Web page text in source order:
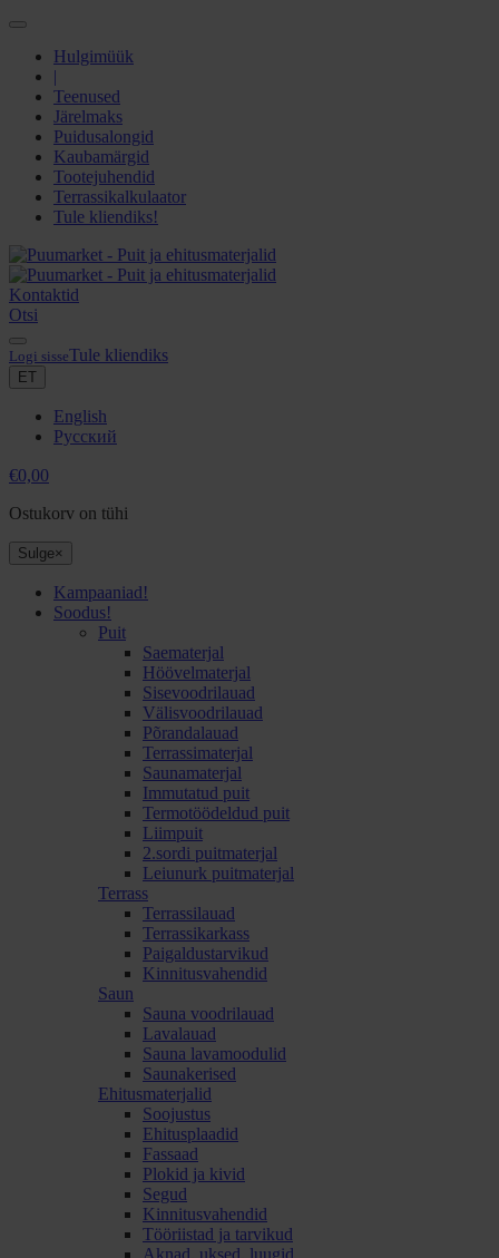
Hulgimüük
|
Teenused
Järelmaks
Puidusalongid
Kaubamärgid
Tootejuhendid
Terrassikalkulaator
Tule kliendiks!
Kontaktid
Otsi
Logi sisseTule kliendiks
ET
English
Русский
€0,00
Ostukorv on tühi
Sulge×
Kampaaniad!
Soodus!
Puit
Saematerjal
Höövelmaterjal
Sisevoodrilauad
Välisvoodrilauad
Põrandalauad
Terrassimaterjal
Saunamaterjal
Immutatud puit
Termotöödeldud puit
Liimpuit
2.sordi puitmaterjal
Leiunurk puitmaterjal
Terrass
Terrassilauad
Terrassikarkass
Paigaldustarvikud
Kinnitusvahendid
Saun
Sauna voodrilauad
Lavalauad
Sauna lavamoodulid
Saunakerised
Ehitusmaterjalid
Soojustus
Ehitusplaadid
Fassaad
Plokid ja kivid
Segud
Kinnitusvahendid
Tööriistad ja tarvikud
Aknad, uksed, luugid